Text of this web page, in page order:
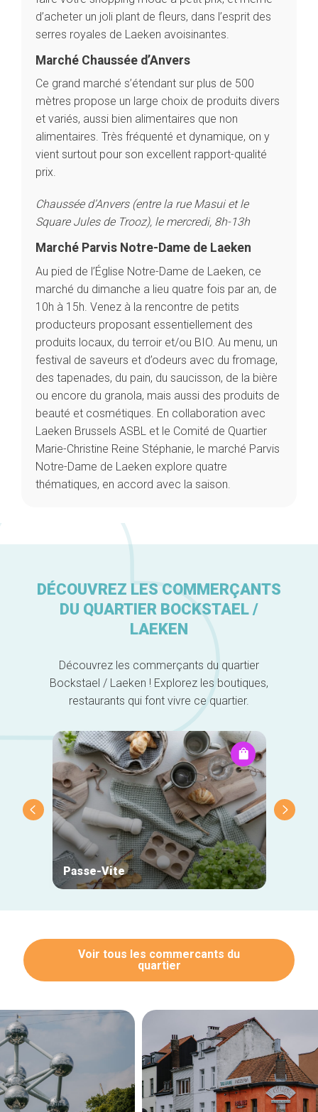
Accueil
Bonnes adresses
Quartiers
Blog
Tops 10
d’acheter un joli plant de fleurs, dans l’esprit des
serres royales de Laeken avoisinantes.
Marché Chaussée d’Anvers
Ce grand marché s’étendant sur plus de 500
mètres propose un large choix de produits divers
et variés, aussi bien alimentaires que non
alimentaires. Très fréquenté et dynamique, on y
vient surtout pour son excellent rapport-qualité
prix.
Chaussée d’Anvers (entre la rue Masui et le
Square Jules de Trooz), le mercredi, 8h-13h
Marché Parvis Notre-Dame de Laeken
Au pied de l’Église Notre-Dame de Laeken, ce
marché du dimanche a lieu quatre fois par an, de
10h à 15h. Venez à la rencontre de petits
producteurs proposant essentiellement des
produits locaux, du terroir et/ou BIO. Au menu, un
festival de saveurs et d’odeurs avec du fromage,
des tapenades, du pain, du saucisson, de la bière
ou encore du granola, mais aussi des produits de
beauté et cosmétiques. En collaboration avec
Laeken Brussels ASBL et le Comité de Quartier
Marie-Christine Reine Stéphanie, le marché Parvis
Notre-Dame de Laeken explore quatre
thématiques, en accord avec la saison.
DÉCOUVREZ LES COMMERÇANTS
DU QUARTIER BOCKSTAEL /
LAEKEN
Découvrez les commerçants du quartier
Bockstael / Laeken ! Explorez les boutiques,
restaurants qui font vivre ce quartier.
Passe-Vite
Voir tous les commercants du
quartier